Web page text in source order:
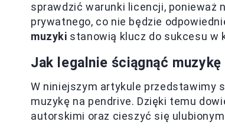
sprawdzić warunki licencji, ponieważ
prywatnego, co nie będzie
muzyki stanowią klucz do sukcesu w
Jak legalnie ściągnąć muzykę
W niniejszym artykule przedstawimy
muzykę na pendrive. Dzięki temu
autorskimi oraz cieszyć się